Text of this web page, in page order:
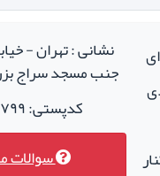
نشانی : تهران -
جنب مسجد سراج
کدپستی: ۱۱۴۱۷۱۵۷۹۹
سوالات